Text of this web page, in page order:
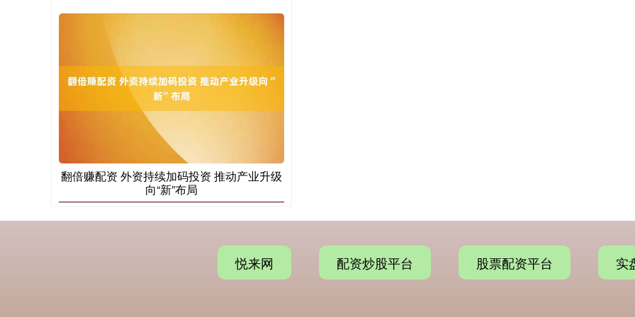
翻倍赚配资 外资持续加码投资 推动产业升级
向“新”布局
悦来网 配资炒股平台 股票配资平台 实